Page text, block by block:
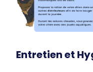
Entretien et